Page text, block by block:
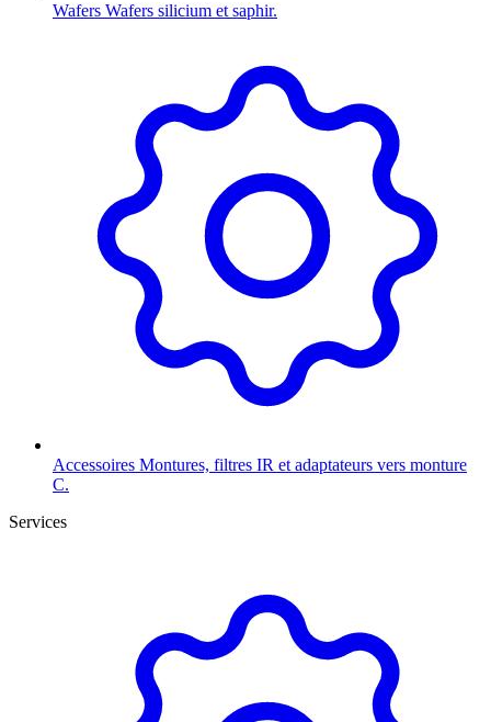
Wafers Wafers silicium et saphir.
Accessoires Montures, filtres IR et adaptateurs vers monture
C.
Services